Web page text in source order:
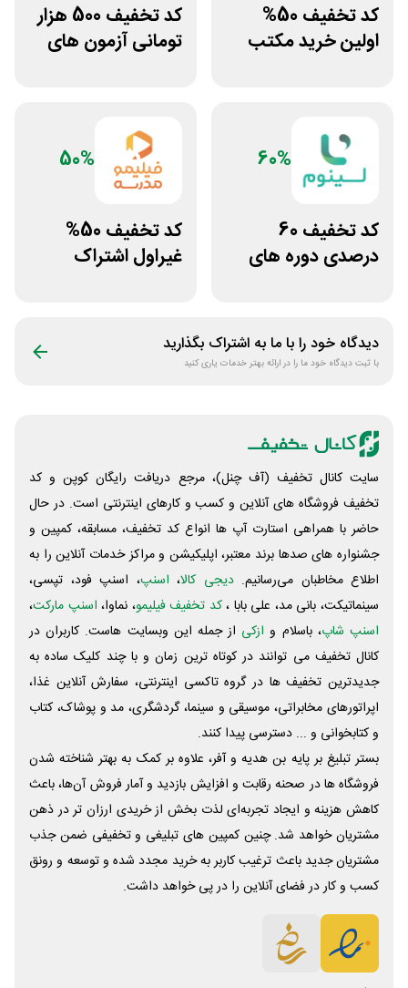
کد تخفیف 50%
اولین خرید مکتب
کد تخفیف 500 هزار
تومانی آزمون های
60%
کد تخفیف 60
درصدی دوره های
50%
کد تخفیف 50%
غیراول اشتراک
دیدگاه خود را با ما به اشتراک بگذارید
با ثبت دیدگاه خود ما را در ارائه بهتر خدمات یاری کنید
سایت کانال تخفیف (آف چنل)، مرجع دریافت رایگان کوپن و کد
تخفیف فروشگاه های آنلاین و کسب و‌ کارهای اینترنتی است. در حال
حاضر با همراهی استارت آپ ها انواع کد تخفیف، مسابقه، کمپین و
جشنواره های صدها برند معتبر، اپلیکیشن و مراکز خدمات آنلاین را به
اطلاع مخاطبان می‌رسانیم. دیجی کالا، اسنپ، اسنپ فود، تپسی،
سینماتیکت، بانی مد، علی‌ بابا ،کد تخفیف فیلیمو، نماوا، اسنپ مارکت،
اسنپ شاپ، باسلام و ازکی از جمله این وبسایت ‌هاست. کاربران در
کانال تخفیف می توانند در کوتاه ترین زمان و با چند کلیک ساده به
جدیدترین تخفیف ها در گروه تاکسی اینترنتی، سفارش آنلاین غذا،
اپراتورهای مخابراتی، موسیقی و سینما، گردشگری، مد و پوشاک، کتاب
و کتابخوانی و ... دسترسی پیدا کنند.
بستر تبلیغ بر پایه بن هدیه و آفر، علاوه بر کمک به بهتر شناخته شدن
فروشگاه ها در صحنه رقابت و افزایش بازدید و آمار فروش آن‌ها، باعث
کاهش هزینه و ایجاد تجربه‌ای لذت بخش از خریدی ارزان تر در ذهن
مشتریان خواهد شد. چنین کمپین های تبلیغی و تخفیفی ضمن جذب
مشتریان جدید باعث ترغیب کاربر به خرید مجدد شده و توسعه و رونق
کسب و کار در فضای آنلاین را در پی خواهد داشت.